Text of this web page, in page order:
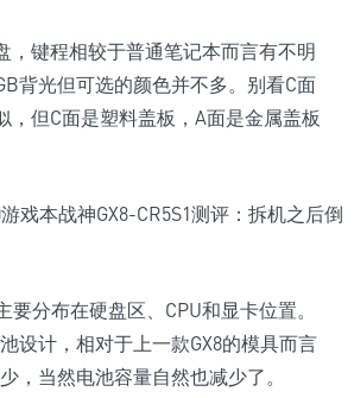
，键程相较于普通笔记本而言有不明
背光但可选的颜色并不多。别看C面
，但C面是塑料盖板，A面是金属盖板
要分布在硬盘区、CPU和显卡位置。
设计，相对于上一款GX8的模具而言
，当然电池容量自然也减少了。